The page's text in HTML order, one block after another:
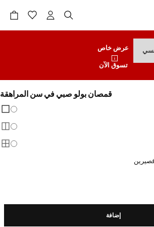
عرض خاص
تسوق الآن
قمصان بولو صبي في سن المراهقة
قصيرين
إضافة